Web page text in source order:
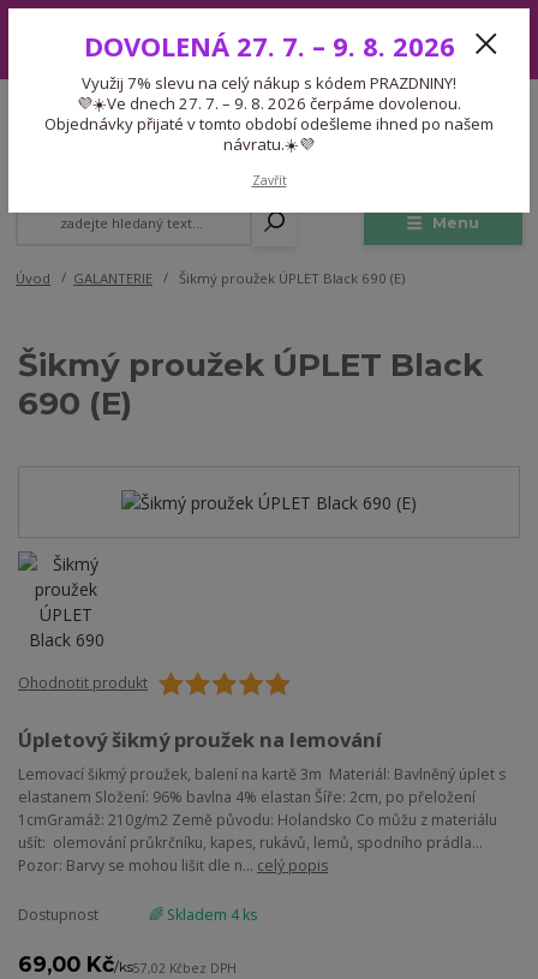
7. – 9. 8. 2026 čerpáme dovolenou. Objednávky přijaté v tomto období
odešleme ihned po našem návratu.☀️💜
Menu
CZK
Expedice 775 866 913
Po-Čt 9-15:30 Pá 9-14:30 Pauza 13-13:45
Úvod GALANTERIE Šikmý proužek ÚPLET Black 690 (E)
Šikmý proužek ÚPLET Black
690 (E)
Ohodnotit produkt
Úpletový šikmý proužek na lemování
Lemovací šikmý proužek, balení na kartě 3m Materiál: Bavlněný úplet s
elastanem Složení: 96% bavlna 4% elastan Šíře: 2cm, po přeložení
1cmGramáž: 210g/m2 Země původu: Holandsko Co můžu z materiálu
ušít: olemování průkrčníku, kapes, rukávů, lemů, spodního prádla...
Pozor: Barvy se mohou lišit dle n... celý popis
Dostupnost 🌈 Skladem 4 ks
69,00 Kč/ks57,02 Kčbez DPH
DOVOLENÁ 27. 7. – 9. 8. 2026
Využij 7% slevu na celý nákup s kódem PRAZDNINY!
💜☀️Ve dnech 27. 7. – 9. 8. 2026 čerpáme dovolenou.
Objednávky přijaté v tomto období odešleme ihned po našem
návratu.☀️💜
Zavřít